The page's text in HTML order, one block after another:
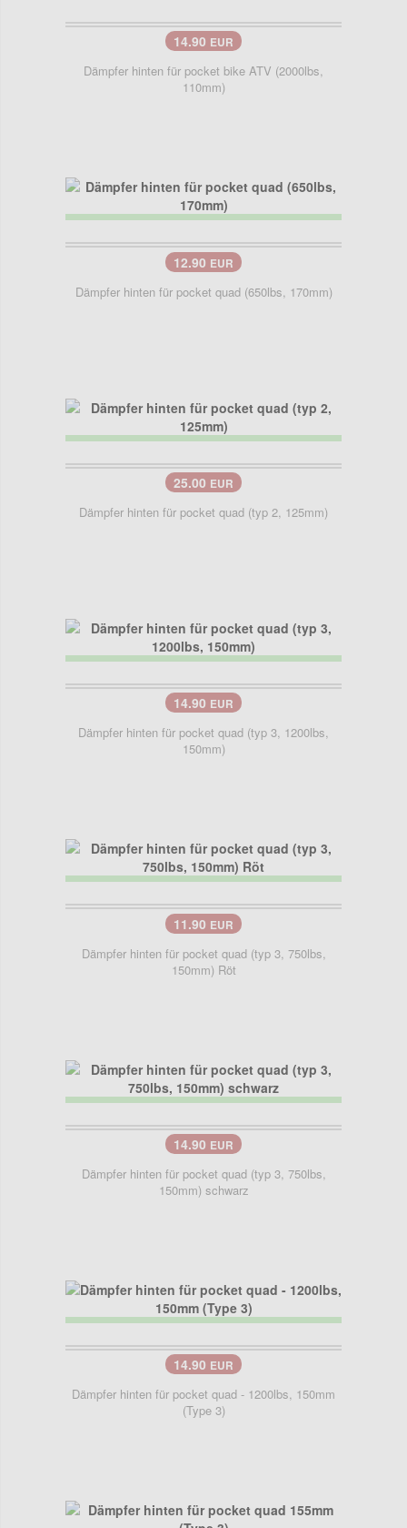
14.90 EUR
Dämpfer hinten für pocket bike ATV (2000lbs,
110mm)
12.90 EUR
Dämpfer hinten für pocket quad (650lbs, 170mm)
25.00 EUR
Dämpfer hinten für pocket quad (typ 2, 125mm)
14.90 EUR
Dämpfer hinten für pocket quad (typ 3, 1200lbs,
150mm)
11.90 EUR
Dämpfer hinten für pocket quad (typ 3, 750lbs,
150mm) Röt
14.90 EUR
Dämpfer hinten für pocket quad (typ 3, 750lbs,
150mm) schwarz
14.90 EUR
Dämpfer hinten für pocket quad - 1200lbs, 150mm
(Type 3)